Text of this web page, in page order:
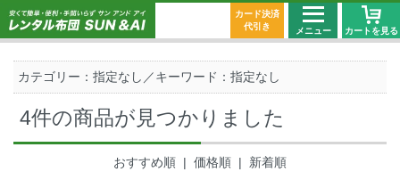
カード決済
代引き
メニュー カートを見る
カテゴリー：指定なし／キーワード：指定なし
4件の商品が見つかりました
おすすめ順 | 価格順 | 新着順